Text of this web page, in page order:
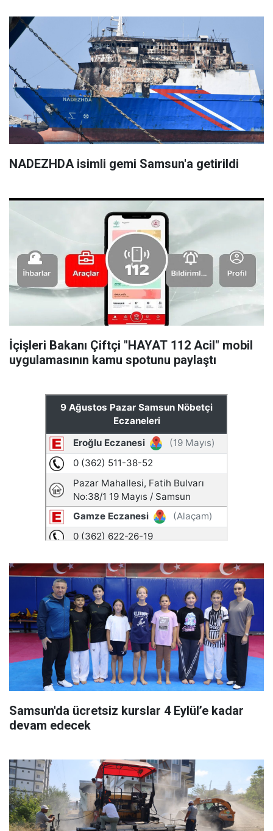
NADEZHDA isimli gemi Samsun'a getirildi
İçişleri Bakanı Çiftçi "HAYAT 112 Acil" mobil
uygulamasının kamu spotunu paylaştı
Samsun'da ücretsiz kurslar 4 Eylül’e kadar
devam edecek